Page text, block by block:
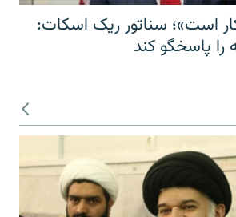
است»؛ سناتور ریک اسکات:
را پاسخگو کند